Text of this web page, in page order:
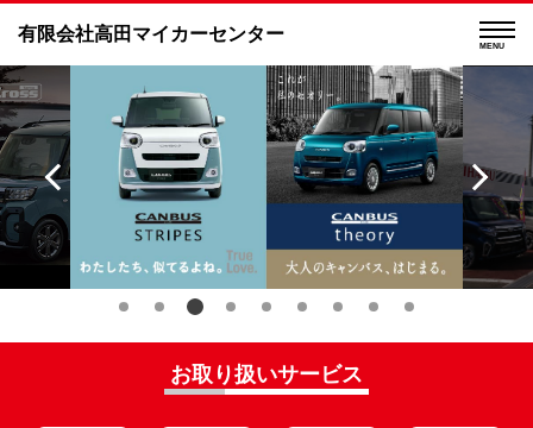
有限会社高田マイカーセンター
MENU
お取り扱いサービス